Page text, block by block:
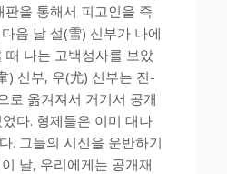
판을 통해서 피고인을 즉
음 날 설(雪) 신부가 나에
때 나는 고백성사를 보았
) 신부, 우(尤) 신부는 진-
로 옮겨져서 거기서 공개
다. 형제들은 이미 대나
. 그들의 시신을 운반하기
날, 우리에게는 공개재